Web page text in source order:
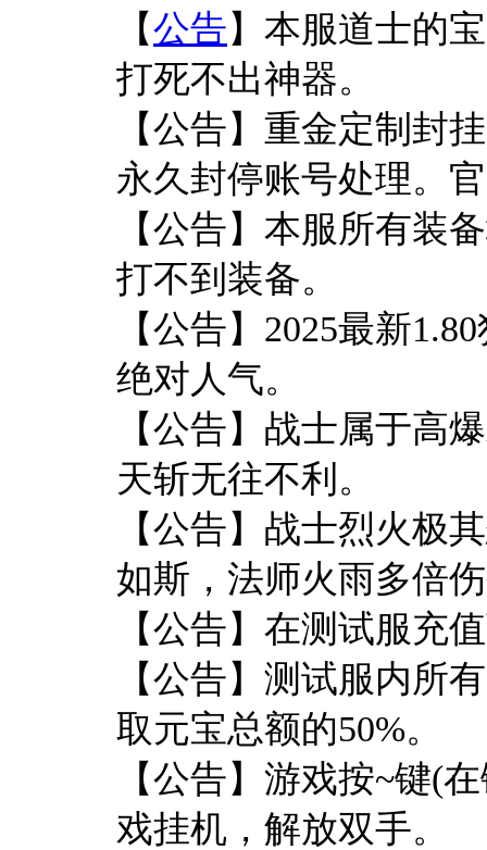
【公告】本服道士的
打死不出神器。
【公告】重金定制封
永久封停账号处理。
【公告】本服所有装
打不到装备。
【公告】2025最新
绝对人气。
【公告】战士属于高
天斩无往不利。
【公告】战士烈火极
如斯，法师火雨多倍
【公告】在测试服充
【公告】测试服内所
取元宝总额的50%。
【公告】游戏按~键(
戏挂机，解放双手。